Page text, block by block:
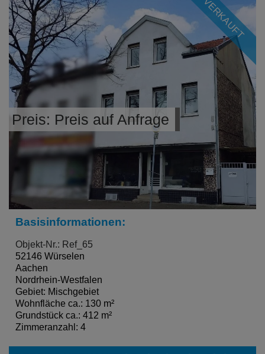
VERKAUFT
Basisinformationen:
Objekt-Nr.: Ref_65
52146 Würselen
Aachen
Nordrhein-Westfalen
Gebiet: Mischgebiet
Preis: Preis auf Anfrage
Wohnfläche ca.: 130 m²
Grundstück ca.: 412 m²
Zimmeranzahl: 4